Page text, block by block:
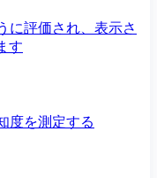
に評価され、表示さ
す
度を測定する